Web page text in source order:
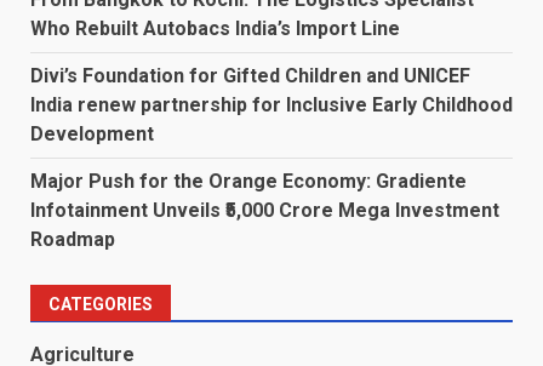
Who Rebuilt Autobacs India’s Import Line
Divi’s Foundation for Gifted Children and UNICEF
India renew partnership for Inclusive Early Childhood
Development
Major Push for the Orange Economy: Gradiente
Infotainment Unveils ₹5,000 Crore Mega Investment
Roadmap
CATEGORIES
Agriculture